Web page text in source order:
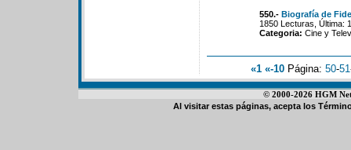
550.- Biografía de
1850 Lecturas, Última:
Categoria: Cine y
«1 «-10 Página: 50-51
© 2000-2026 HGM
Al visitar estas páginas, acepta los